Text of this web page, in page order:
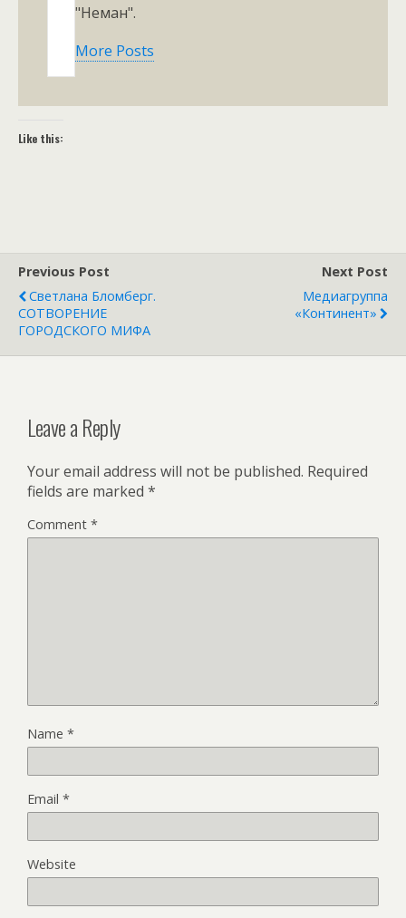
"Неман".
More Posts
Like this:
Previous Post
Светлана Бломберг.
СОТВОРЕНИЕ
ГОРОДСКОГО МИФА
Next Post
Медиагруппа
«Континент»
Leave a Reply
Your email address will not be published. Required
fields are marked *
Comment *
Name *
Email *
Website